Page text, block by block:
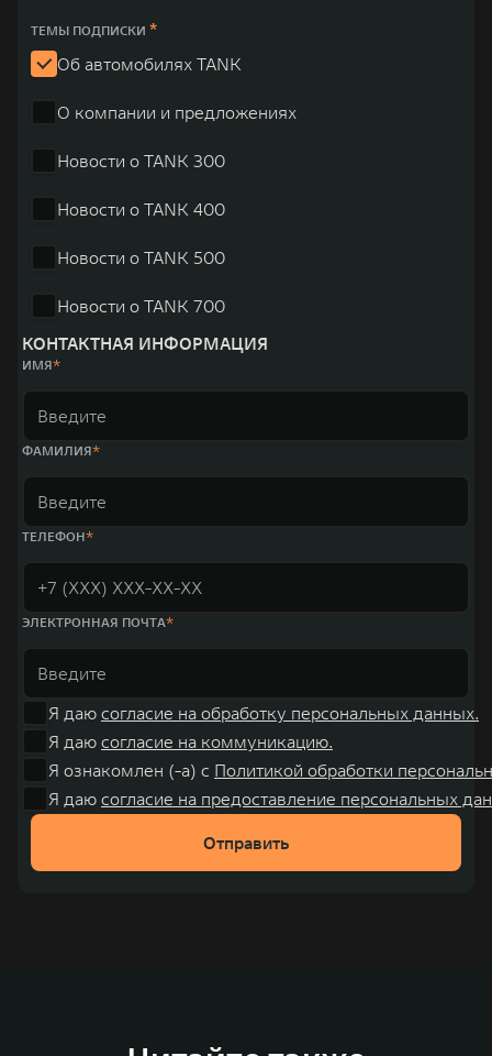
ТЕМЫ ПОДПИСКИ *
Об автомобилях TANK
О компании и предложениях
Новости о TANK 300
Новости о TANK 400
Новости о TANK 500
Новости о TANK 700
КОНТАКТНАЯ ИНФОРМАЦИЯ
ИМЯ
ФАМИЛИЯ
ТЕЛЕФОН
ЭЛЕКТРОННАЯ ПОЧТА
Я даю согласие на обработку персональных данных.
Я даю согласие на коммуникацию.
Я ознакомлен (-а) с Политикой обработки
Я даю согласие на предоставление персональных
Отправить